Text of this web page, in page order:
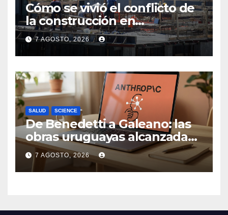
Cómo se vivió el conflicto de
la construcción en
Maldonado, un
departamento donde el
sector tiene sus
particularidades
7 AGOSTO, 2026
SALUD SCIENCE
De Benedetti a Galeano: las
obras uruguayas alcanzadas
por la demanda colectiva de
US$ 1.500 millones contra
Anthropic
7 AGOSTO, 2026